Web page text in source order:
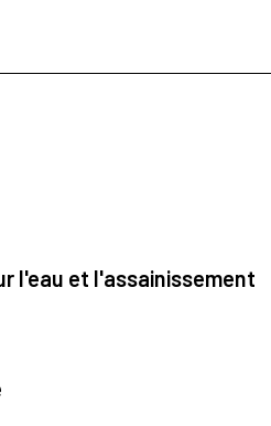
l'eau et l'assainissement